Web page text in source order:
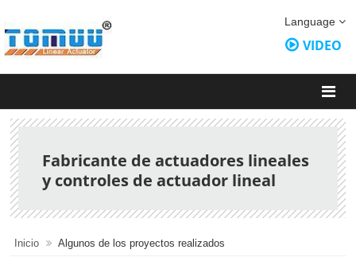
Language
VIDEO
Fabricante de actuadores lineales
y controles de actuador lineal
Inicio Algunos de los proyectos realizados